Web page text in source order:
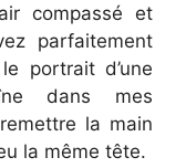
compassé et
parfaitement
portrait d’une
dans mes
la main
la même tête.